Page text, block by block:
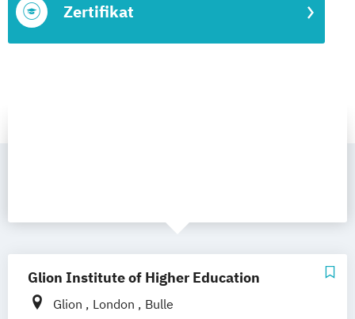
Zertifikat
Glion Institute of Higher Education
Glion London
Bulle